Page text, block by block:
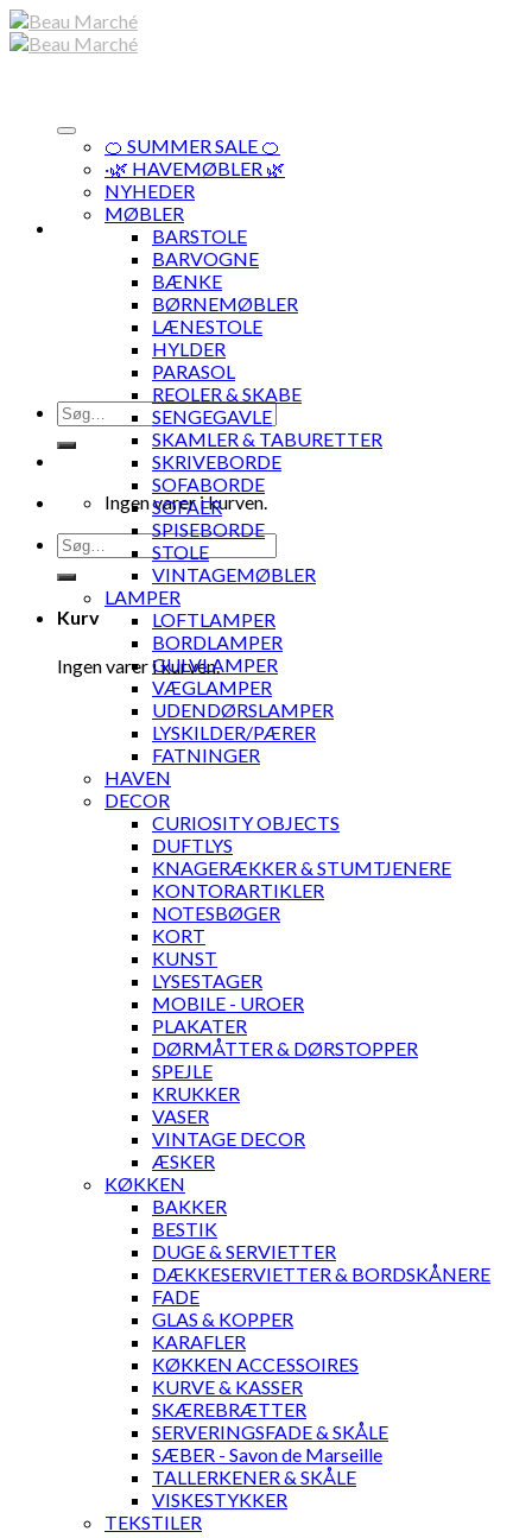
Skip
to
Søg
efter:
Ingen varer i kurven.
Søg
efter:
Kurv
Ingen varer i kurven.
🍊 SUMMER SALE 🍊
·🌿 HAVEMØBLER 🌿
NYHEDER
MØBLER
BARSTOLE
BARVOGNE
BÆNKE
BØRNEMØBLER
LÆNESTOLE
HYLDER
PARASOL
REOLER & SKABE
SENGEGAVLE
SKAMLER & TABURETTER
SKRIVEBORDE
SOFABORDE
SOFAER
SPISEBORDE
STOLE
VINTAGEMØBLER
LAMPER
LOFTLAMPER
BORDLAMPER
GULVLAMPER
VÆGLAMPER
UDENDØRSLAMPER
LYSKILDER/PÆRER
FATNINGER
HAVEN
DECOR
CURIOSITY OBJECTS
DUFTLYS
KNAGERÆKKER & STUMTJENERE
KONTORARTIKLER
NOTESBØGER
KORT
KUNST
LYSESTAGER
MOBILE - UROER
PLAKATER
DØRMÅTTER & DØRSTOPPER
SPEJLE
KRUKKER
VASER
VINTAGE DECOR
ÆSKER
KØKKEN
BAKKER
BESTIK
DUGE & SERVIETTER
DÆKKESERVIETTER & BORDSKÅNERE
FADE
GLAS & KOPPER
KARAFLER
KØKKEN ACCESSOIRES
KURVE & KASSER
SKÆREBRÆTTER
SERVERINGSFADE & SKÅLE
SÆBER - Savon de Marseille
TALLERKENER & SKÅLE
VISKESTYKKER
TEKSTILER